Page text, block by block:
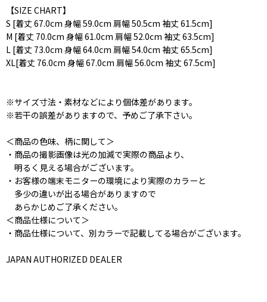
【SIZE CHART】
S [着丈 67.0cm 身幅 59.0cm 肩幅 50.5cm 袖丈 61.5cm]
M [着丈 70.0cm 身幅 61.0cm 肩幅 52.0cm 袖丈 63.5cm]
L [着丈 73.0cm 身幅 64.0cm 肩幅 54.0cm 袖丈 65.5cm]
XL[着丈 76.0cm 身幅 67.0cm 肩幅 56.0cm 袖丈 67.5cm]
※サイズ寸法・素材などにより個体差があります。
※若干の誤差がありますので、予めご了承下さい。
＜商品の色味、柄に関して＞
・商品の撮影画像は光の加減で実際の商品より、
明るく見える場合がございます。
・お客様の端末モニターの環境により実際のカラーと
多少の違いが出る場合がありますので
あらかじめご了承ください。
＜商品仕様について＞
・商品仕様について、別カラーで記載してる場合がございます。
JAPAN AUTHORIZED DEALER